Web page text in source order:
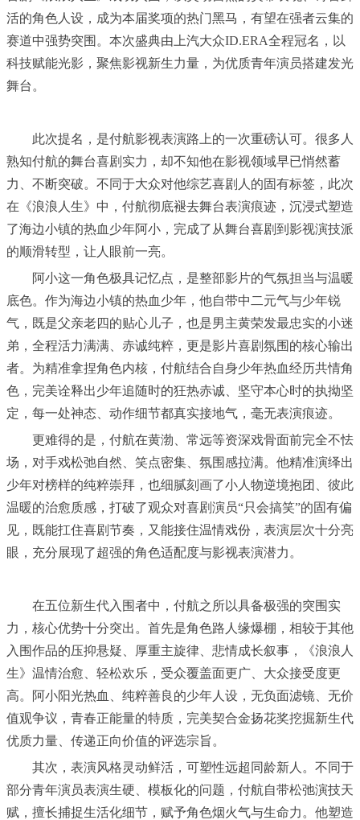
活的角色人设，成为本届奖项的热门黑马，有望在强者云集的
赛道中强势突围。本次盛典由上汽大众ID.ERA全程冠名，以
科技赋能光影，聚焦影视新生力量，为优质青年演员搭建发光
舞台。
此次提名，是付航影视表演路上的一次重磅认可。很多人
熟知付航的舞台喜剧实力，却不知他在影视领域早已悄然蓄
力、不断突破。不同于大众对他综艺喜剧人的固有标签，此次
在《浪浪人生》中，付航彻底褪去舞台表演痕迹，沉浸式塑造
了海边小镇的热血少年阿小，完成了从舞台喜剧到影视演技派
的顺滑转型，让人眼前一亮。
阿小这一角色极具记忆点，是整部影片的气氛担当与温暖
底色。作为海边小镇的热血少年，他自带中二元气与少年锐
气，既是父亲老四的贴心儿子，也是男主黄荣发最忠实的小迷
弟，全程活力满满、赤诚纯粹，更是影片喜剧氛围的核心输出
者。为精准拿捏角色内核，付航结合自身少年热血经历共情角
色，完美诠释出少年追随时的狂热赤诚、坚守本心时的执拗坚
定，每一处神态、动作细节都真实接地气，毫无表演痕迹。
更难得的是，付航在黄渤、常远等资深戏骨面前完全不怯
场，对手戏松弛自然、笑点密集、氛围感拉满。他精准演绎出
少年对榜样的纯粹崇拜，也细腻刻画了小人物逆境抱团、彼此
温暖的治愈质感，打破了观众对喜剧演员“只会搞笑”的固有偏
见，既能扛住喜剧节奏，又能接住温情戏份，表演层次十分亮
眼，充分展现了超强的角色适配度与影视表演潜力。
在五位新生代入围者中，付航之所以具备极强的突围实
力，核心优势十分突出。首先是角色路人缘爆棚，相较于其他
入围作品的压抑悬疑、厚重主旋律、悲情成长叙事，《浪浪人
生》温情治愈、轻松欢乐，受众覆盖面更广、大众接受度更
高。阿小阳光热血、纯粹善良的少年人设，无负面滤镜、无价
值观争议，青春正能量的特质，完美契合金扬花奖挖掘新生代
优质力量、传递正向价值的评选宗旨。
其次，表演风格灵动鲜活，可塑性远超同龄新人。不同于
部分青年演员表演生硬、模板化的问题，付航自带松弛演技天
赋，擅长捕捉生活化细节，赋予角色烟火气与生命力。他塑造